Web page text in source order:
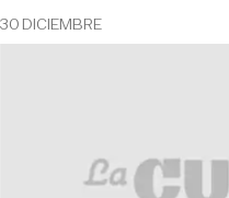
30 DICIEMBRE